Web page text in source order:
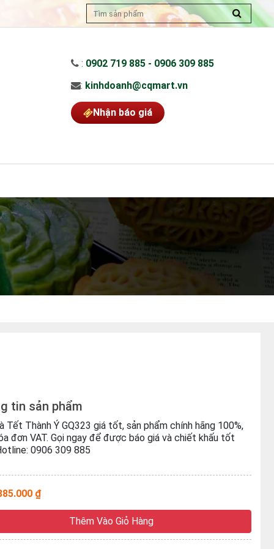
: 0902 719 885 - 0906 309 885
: kinhdoanh@cqmart.vn
Nhận báo giá
tin sản phẩm
Tết Thành Ý GQ323 giá tốt, sản phẩm chính hãng 100%,
đơn VAT. Gọi ngay để được báo giá và chiết khấu tốt
0906 309 885
₫
Thêm Vào Giỏ Hàng